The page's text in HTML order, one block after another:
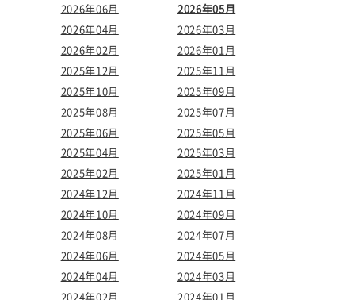
2026年06月
2026年05月
2026年04月
2026年03月
2026年02月
2026年01月
2025年12月
2025年11月
2025年10月
2025年09月
2025年08月
2025年07月
2025年06月
2025年05月
2025年04月
2025年03月
2025年02月
2025年01月
2024年12月
2024年11月
2024年10月
2024年09月
2024年08月
2024年07月
2024年06月
2024年05月
2024年04月
2024年03月
2024年02月
2024年01月